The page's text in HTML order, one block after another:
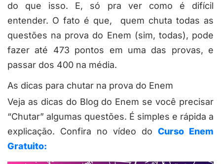
do que isso. E, só pra ver como é difícil
entender. O fato é que, quem chuta todas as
questões na prova do Enem (sim, todas), pode
fazer até 473 pontos em uma das provas, e
passar dos 400 na média.
As dicas para chutar na prova do Enem
Veja as dicas do Blog do Enem se você precisar
“Chutar” algumas questões. É simples e rápida a
explicação. Confira no vídeo do Curso Enem
Gratuito: